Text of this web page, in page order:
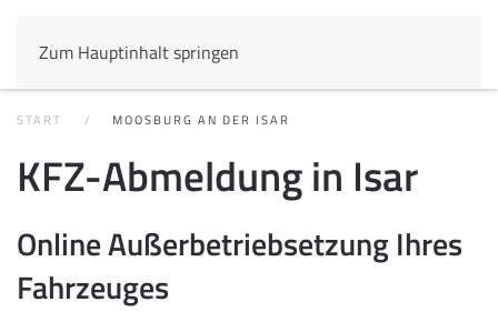
Zum Hauptinhalt springen
START MOOSBURG AN DER ISAR
KFZ-Abmeldung in Isar
Online Außerbetriebsetzung Ihres
Fahrzeuges